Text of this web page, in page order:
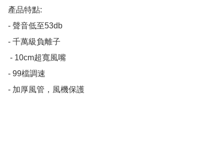
產品特點:
- 聲音低至53db
- 千萬級負離子
- 99檔調速
- 加厚風管，風機保護